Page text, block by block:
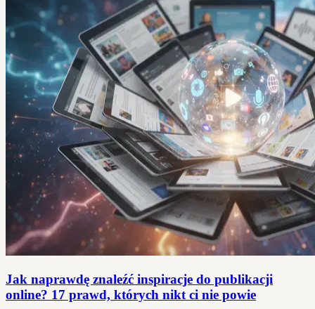
Jak naprawdę znaleźć inspiracje do publikacji
online? 17 prawd, których nikt ci nie powie